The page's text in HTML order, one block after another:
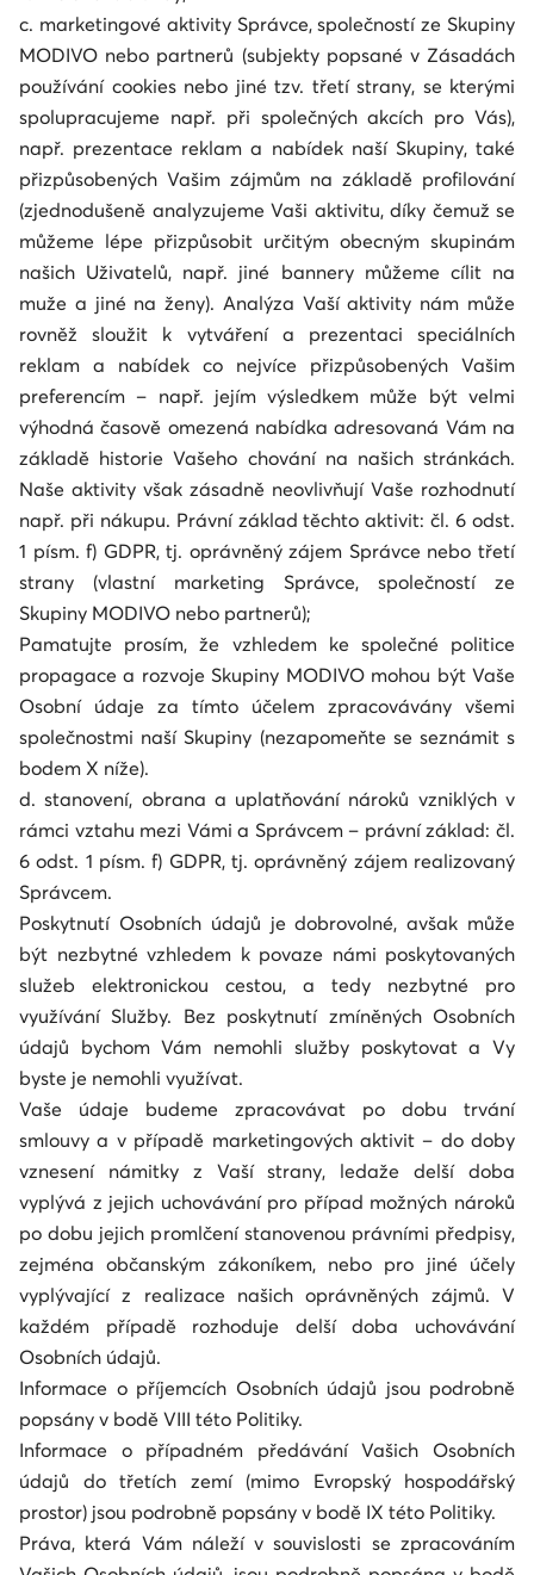
c. marketingové aktivity Správce, společností ze Skupiny
MODIVO nebo partnerů (subjekty popsané v Zásadách
používání cookies nebo jiné tzv. třetí strany, se kterými
spolupracujeme např. při společných akcích pro Vás),
např. prezentace reklam a nabídek naší Skupiny, také
přizpůsobených Vašim zájmům na základě profilování
(zjednodušeně analyzujeme Vaši aktivitu, díky čemuž se
můžeme lépe přizpůsobit určitým obecným skupinám
našich Uživatelů, např. jiné bannery můžeme cílit na
muže a jiné na ženy). Analýza Vaší aktivity nám může
rovněž sloužit k vytváření a prezentaci speciálních
reklam a nabídek co nejvíce přizpůsobených Vašim
preferencím – např. jejím výsledkem může být velmi
výhodná časově omezená nabídka adresovaná Vám na
základě historie Vašeho chování na našich stránkách.
Naše aktivity však zásadně neovlivňují Vaše rozhodnutí
např. při nákupu. Právní základ těchto aktivit: čl. 6 odst.
1 písm. f) GDPR, tj. oprávněný zájem Správce nebo třetí
strany (vlastní marketing Správce, společností ze
Skupiny MODIVO nebo partnerů);
Pamatujte prosím, že vzhledem ke společné politice
propagace a rozvoje Skupiny MODIVO mohou být Vaše
Osobní údaje za tímto účelem zpracovávány všemi
společnostmi naší Skupiny (nezapomeňte se seznámit s
bodem X níže).
d. stanovení, obrana a uplatňování nároků vzniklých v
rámci vztahu mezi Vámi a Správcem – právní základ: čl.
6 odst. 1 písm. f) GDPR, tj. oprávněný zájem realizovaný
Správcem.
Poskytnutí Osobních údajů je dobrovolné, avšak může
být nezbytné vzhledem k povaze námi poskytovaných
služeb elektronickou cestou, a tedy nezbytné pro
využívání Služby. Bez poskytnutí zmíněných Osobních
údajů bychom Vám nemohli služby poskytovat a Vy
byste je nemohli využívat.
Vaše údaje budeme zpracovávat po dobu trvání
smlouvy a v případě marketingových aktivit – do doby
vznesení námitky z Vaší strany, ledaže delší doba
vyplývá z jejich uchovávání pro případ možných nároků
po dobu jejich promlčení stanovenou právními předpisy,
zejména občanským zákoníkem, nebo pro jiné účely
vyplývající z realizace našich oprávněných zájmů. V
každém případě rozhoduje delší doba uchovávání
Osobních údajů.
Informace o příjemcích Osobních údajů jsou podrobně
popsány v bodě VIII této Politiky.
Informace o případném předávání Vašich Osobních
údajů do třetích zemí (mimo Evropský hospodářský
prostor) jsou podrobně popsány v bodě IX této Politiky.
Práva, která Vám náleží v souvislosti se zpracováním